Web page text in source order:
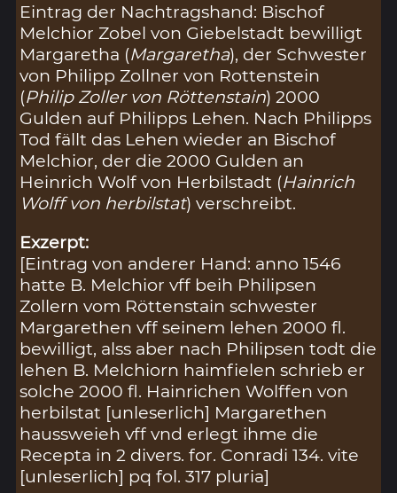
Eintrag der Nachtragshand: Bischof
Melchior Zobel von Giebelstadt bewilligt
Margaretha (Margaretha), der Schwester
von Philipp Zollner von Rottenstein
(Philip Zoller von Röttenstain) 2000
Gulden auf Philipps Lehen. Nach Philipps
Tod fällt das Lehen wieder an Bischof
Melchior, der die 2000 Gulden an
Heinrich Wolf von Herbilstadt (Hainrich
Wolff von herbilstat) verschreibt.
Exzerpt:
[Eintrag von anderer Hand: anno 1546
hatte B. Melchior vff beih Philipsen
Zollern vom Röttenstain schwester
Margarethen vff seinem lehen 2000 fl.
bewilligt, alss aber nach Philipsen todt die
lehen B. Melchiorn haimfielen schrieb er
solche 2000 fl. Hainrichen Wolffen von
herbilstat [unleserlich] Margarethen
haussweieh vff vnd erlegt ihme die
Recepta in 2 divers. for. Conradi 134. vite
[unleserlich] pq fol. 317 pluria]